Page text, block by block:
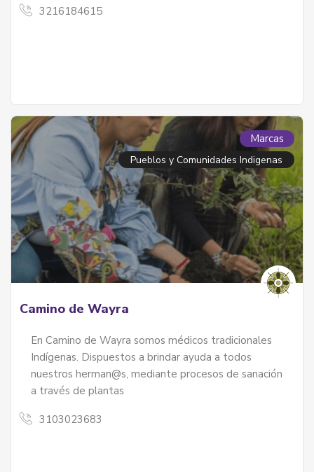
3216184615
Marcas
Pueblos y Comunidades Indigenas
Camino de Wayra
En Camino de Wayra somos médicos tradicionales
Indígenas. Dispuestos a brindar ayuda a todos
nuestros herman@s, mediante procesos de sanación
a través de plantas
3103023683